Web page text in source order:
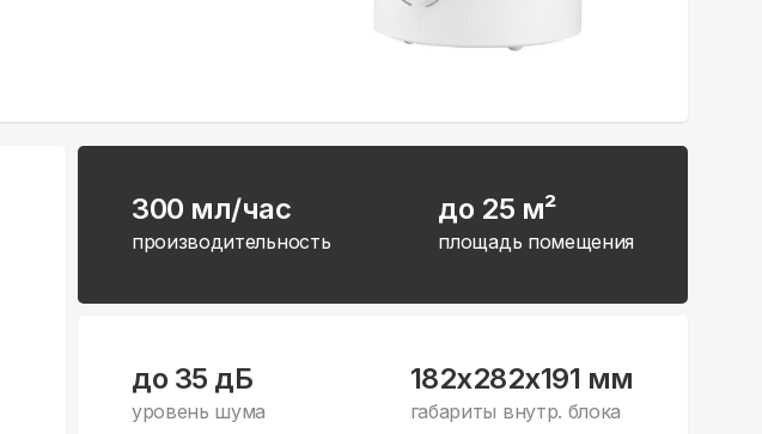
300 мл/час
производительность
до 25 м²
площадь помещения
до 35 дБ
уровень шума
182x282x191 мм
габариты внутр. блока